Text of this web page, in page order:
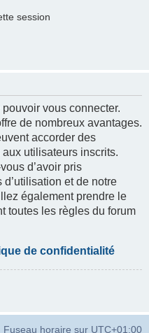
session
vous connecter.
de nombreux avantages.
accorder des
utilisateurs inscrits.
d’avoir pris
et de notre
également prendre le
toutes les règles du forum
de confidentialité
Fuseau horaire sur UTC+01:00